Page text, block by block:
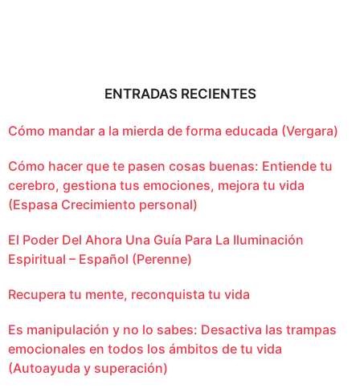
ENTRADAS RECIENTES
Cómo mandar a la mierda de forma educada (Vergara)
Cómo hacer que te pasen cosas buenas: Entiende tu
cerebro, gestiona tus emociones, mejora tu vida
(Espasa Crecimiento personal)
El Poder Del Ahora Una Guía Para La Iluminación
Espiritual – Español (Perenne)
Recupera tu mente, reconquista tu vida
Es manipulación y no lo sabes: Desactiva las trampas
emocionales en todos los ámbitos de tu vida
(Autoayuda y superación)